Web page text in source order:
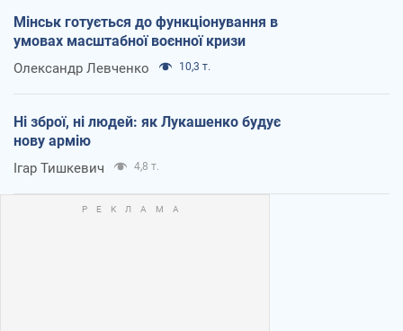
Мінськ готується до функціонування в
умовах масштабної воєнної кризи
Олександр Левченко 10,3 т.
Ні зброї, ні людей: як Лукашенко будує
нову армію
Ігар Тишкевич 4,8 т.